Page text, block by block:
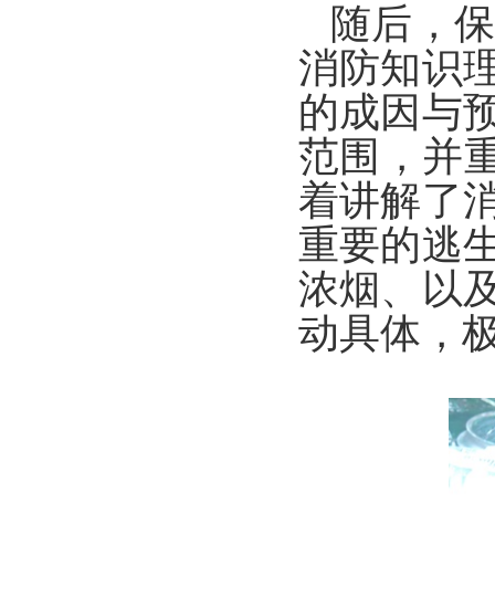
随后，
消防知识
的成因与
范围，并
着讲解了
重要的逃
浓烟、以
动具体，